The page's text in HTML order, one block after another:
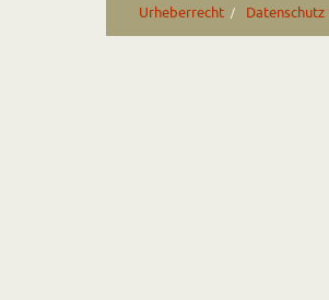
Urheberrecht Datenschutz